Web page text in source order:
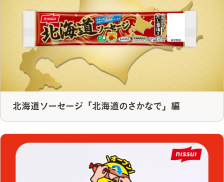
北海道ソーセージ「北海道のさかなで」編